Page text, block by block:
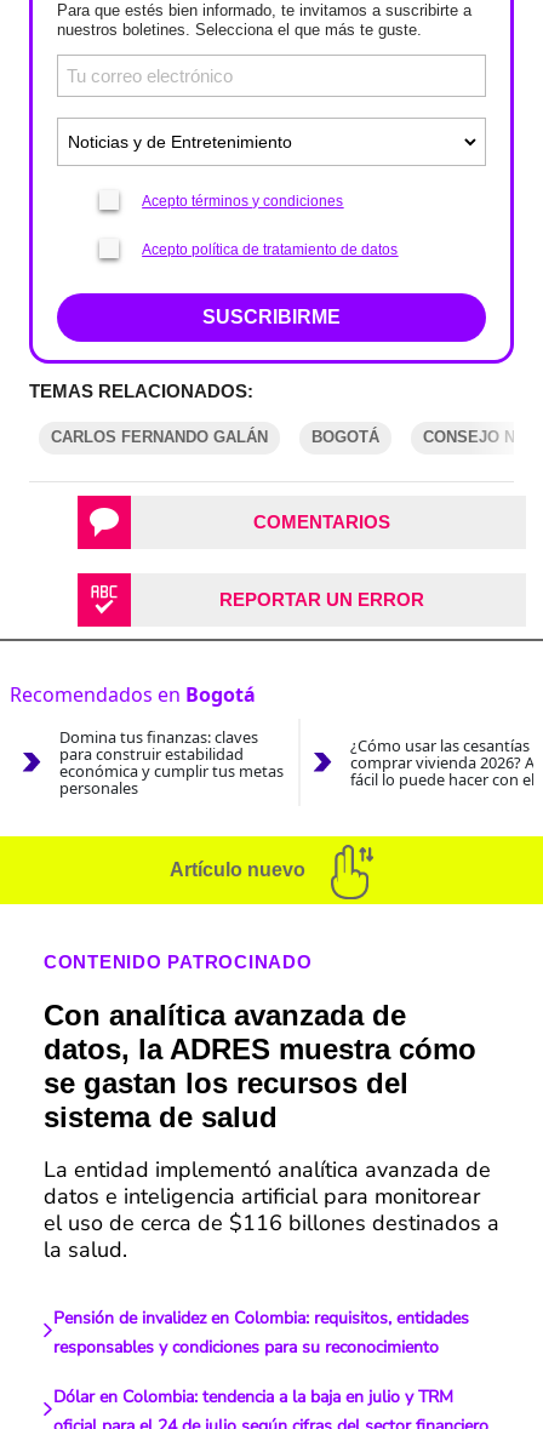
Para que estés bien informado, te invitamos a suscribirte a
nuestros boletines. Selecciona el que más te guste.
Acepto términos y condiciones
Acepto política de tratamiento de datos
SUSCRIBIRME
TEMAS RELACIONADOS:
CARLOS FERNANDO GALÁN BOGOTÁ CONSEJO
COMENTARIOS
REPORTAR UN ERROR
Recomendados en Bogotá
Domina tus finanzas: claves
para construir estabilidad
económica y cumplir tus metas
personales
¿Cómo usar las cesantías
comprar vivienda 2026?
fácil lo puede hacer con el
Artículo nuevo
CONTENIDO PATROCINADO
Con analítica avanzada de
datos, la ADRES muestra cómo
se gastan los recursos del
sistema de salud
La entidad implementó analítica avanzada de
datos e inteligencia artificial para monitorear
el uso de cerca de $116 billones destinados a
la salud.
Pensión de invalidez en Colombia: requisitos, entidades
responsables y condiciones para su reconocimiento
Dólar en Colombia: tendencia a la baja en julio y TRM